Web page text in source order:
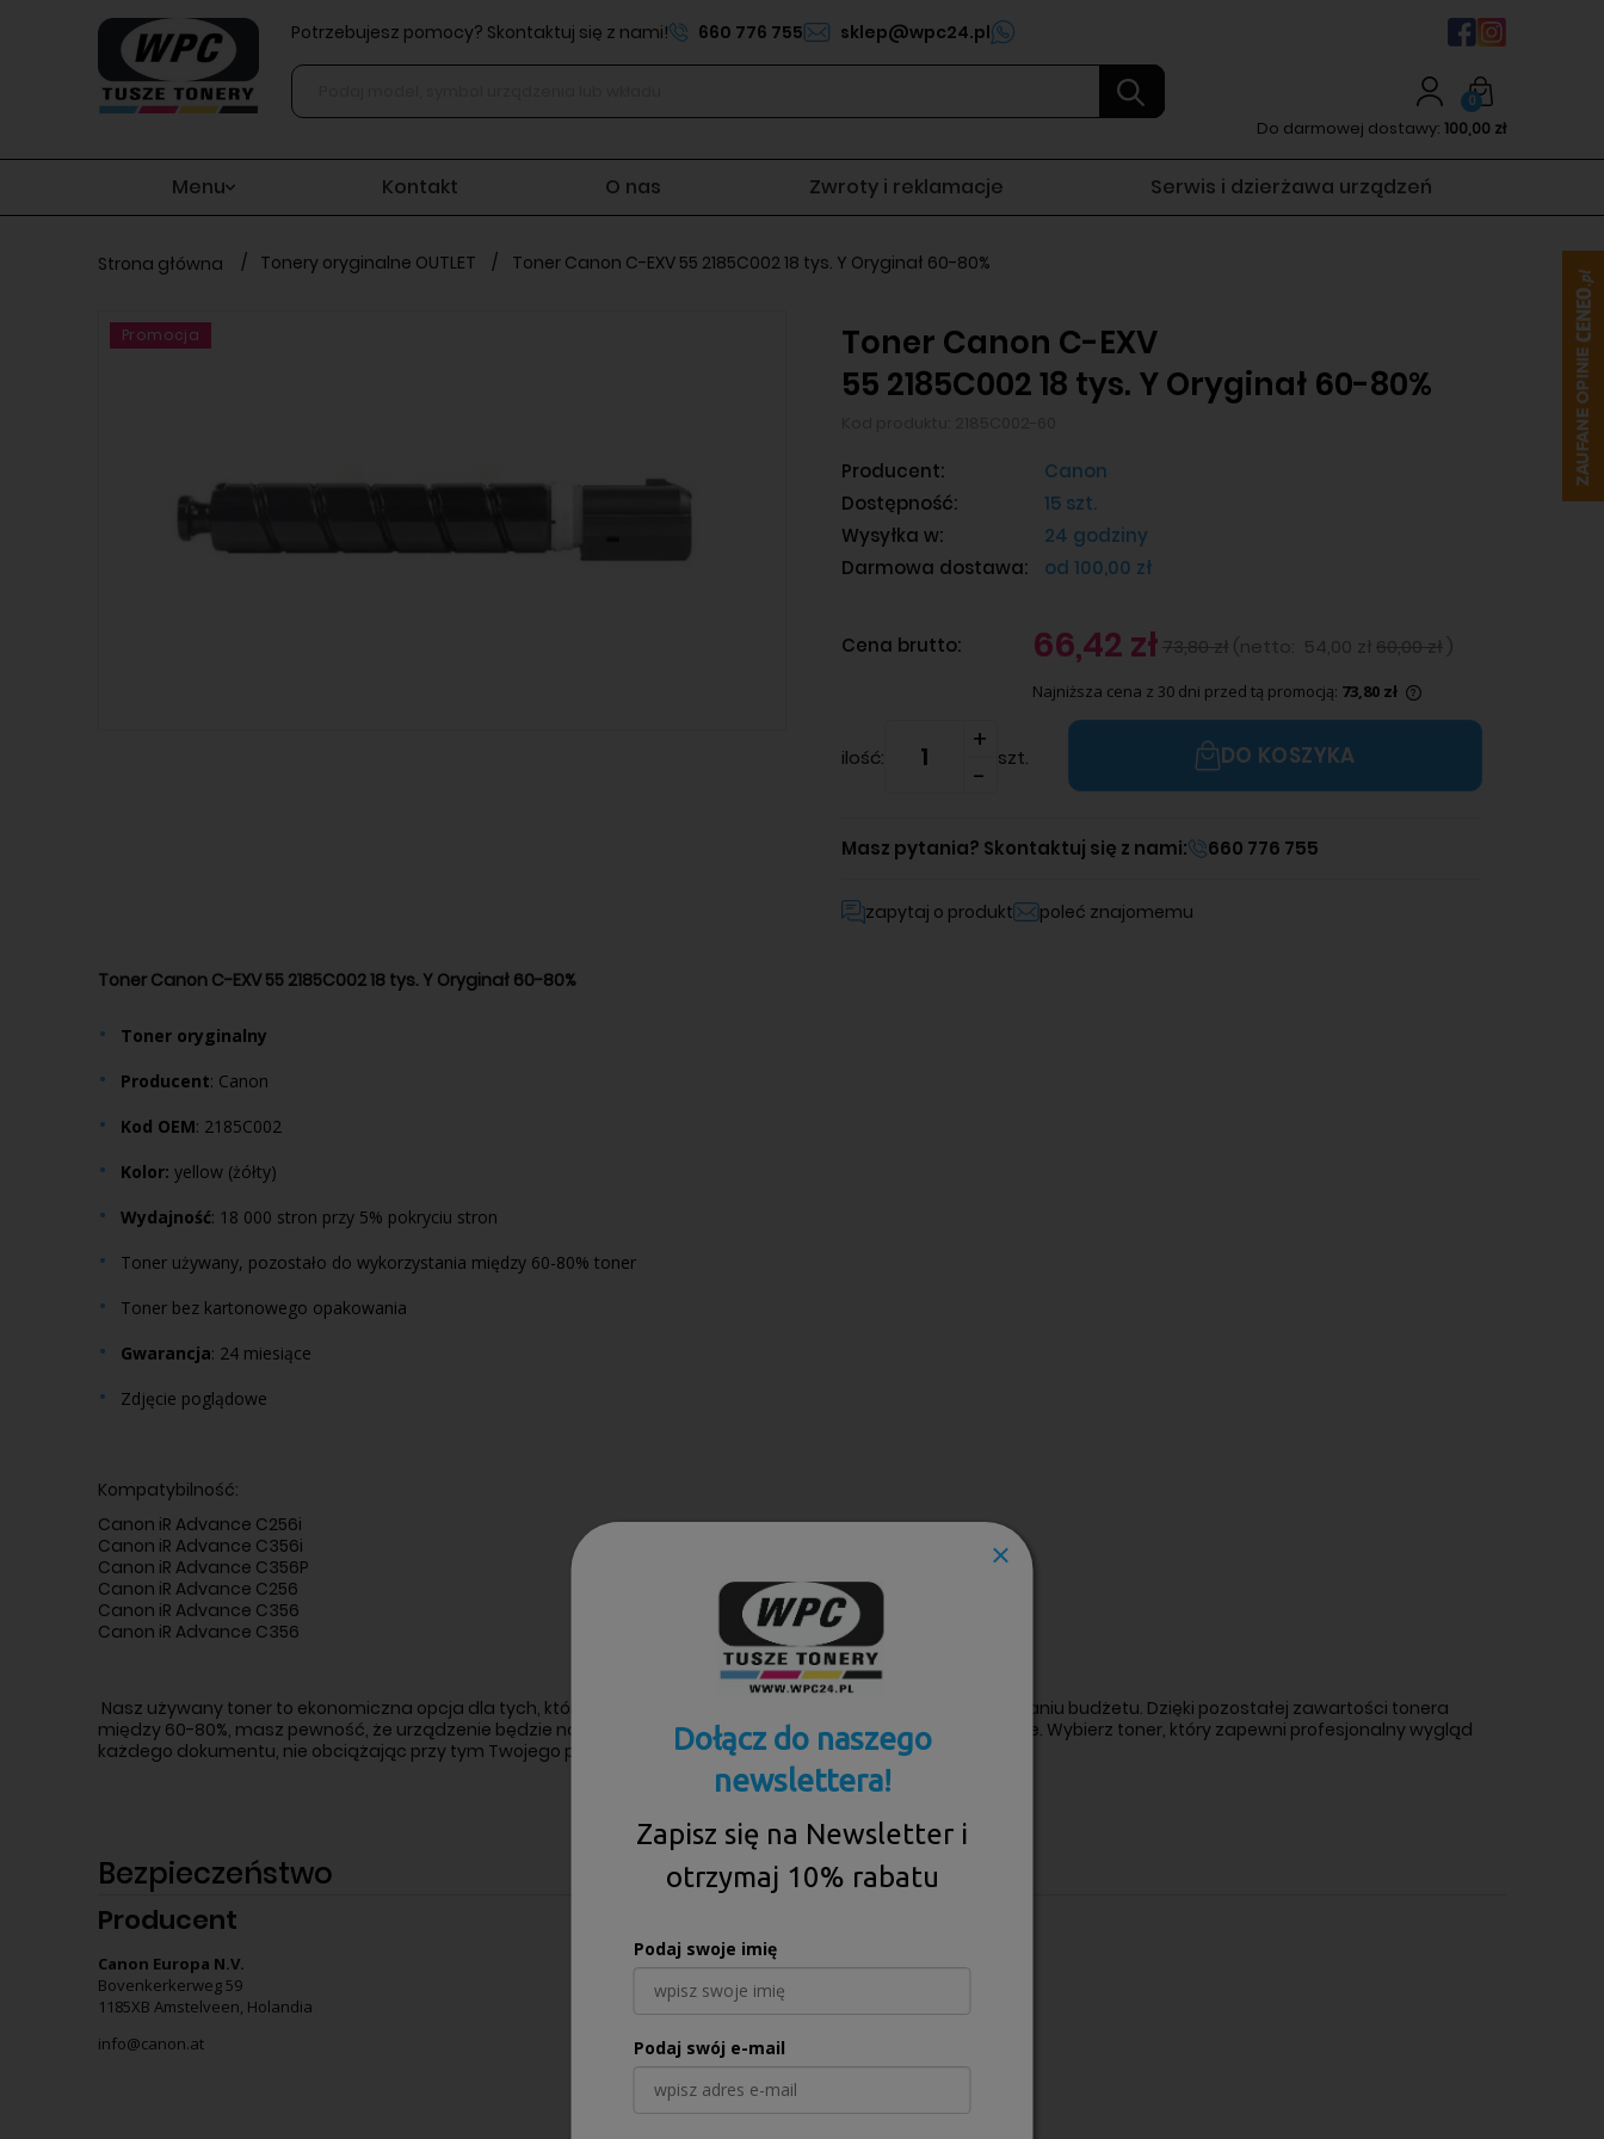
Potrzebujesz pomocy? Skontaktuj się z nami! 660 776 755 sklep@wpc24.pl
0
Do darmowej dostawy: 100,00 zł
Menu Kontakt O nas Zwroty i reklamacje Serwis i dzierżawa urządzeń
Strona główna / Tonery oryginalne OUTLET / Toner Canon C-EXV 55 2185C002 18 tys. Y Oryginał 60-80%
Promocja
Toner Canon C-EXV
55 2185C002 18 tys. Y Oryginał 60-80%
Producent:
Canon
Dostępność:
15 szt.
Wysyłka w:
24 godziny
Darmowa dostawa:
od 100,00 zł
Cena brutto: 66,42 zł73,80 zł (netto: 54,00 zł 60,00 zł )
Najniższa cena z 30 dni przed tą promocją: 73,80 zł
Jeżeli produkt jest sprzedawany krócej niż
30 dni, wyświetlana jest najniższa cena od
momentu, kiedy produkt pojawił się w
ilość: szt. DO KOSZYKA
Masz pytania? Skontaktuj się z nami: 660 776 755
zapytaj o produkt poleć znajomemu
Toner Canon C-EXV 55 2185C002 18 tys. Y Oryginał 60-80%
Toner oryginalny
Producent: Canon
Kod OEM: 2185C002
Kolor: yellow (żółty)
Wydajność: 18 000 stron przy 5% pokryciu stron
Toner używany, pozostało do wykorzystania między 60-80% toner
Toner bez kartonowego opakowania
Gwarancja: 24 miesiące
Zdjęcie poglądowe
Kompatybilność:
Canon iR Advance C256i
Canon iR Advance C356i
Canon iR Advance C356P
Canon iR Advance C256
Canon iR Advance C356
Canon iR Advance C356
Nasz używany toner to ekonomiczna opcja dla tych, którzy potrzebują wysokiej jakości wydruków przy zachowaniu budżetu. Dzięki pozostałej zawartości tonera
między 60-80%, masz pewność, że urządzenie będzie nadal działać efektywnie, a wydruki będą ostre i wyraźne. Wybierz toner, który zapewni profesjonalny wygląd
każdego dokumentu, nie obciążając przy tym Twojego portfela.
Bezpieczeństwo
Producent
Canon Europa N.V.
Bovenkerkerweg 59
1185XB Amstelveen, Holandia
info@canon.at
Dołącz do naszego
newslettera!
Zapisz się na Newsletter i
otrzymaj 10% rabatu
Podaj swoje imię
Podaj swój e-mail